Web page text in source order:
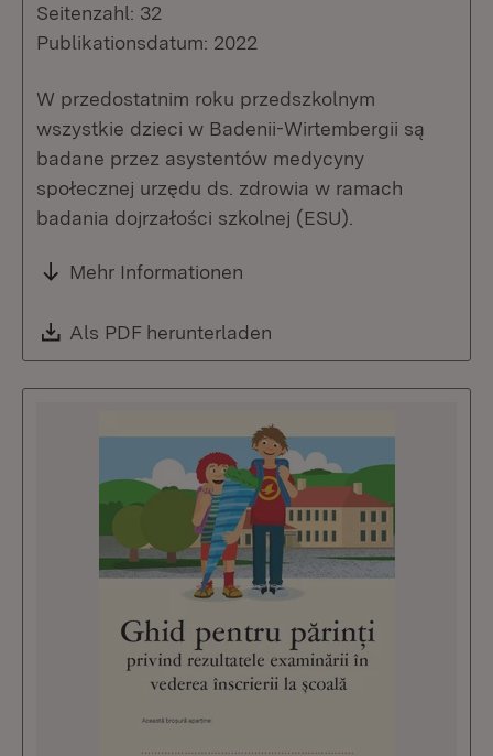
Seitenzahl: 32
Publikationsdatum: 2022
W przedostatnim roku przedszkolnym
wszystkie dzieci w Badenii-Wirtembergii są
badane przez asystentów medycyny
społecznej urzędu ds. zdrowia w ramach
badania dojrzałości szkolnej (ESU).
Mehr Informationen
Download:
Als PDF herunterladen